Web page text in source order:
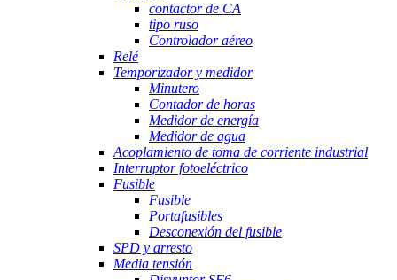
contactor de CA
tipo ruso
Controlador aéreo
Relé
Temporizador y medidor
Minutero
Contador de horas
Medidor de energía
Medidor de agua
Acoplamiento de toma de corriente industrial
Interruptor fotoeléctrico
Fusible
Fusible
Portafusibles
Desconexión del fusible
SPD y arresto
Media tensión